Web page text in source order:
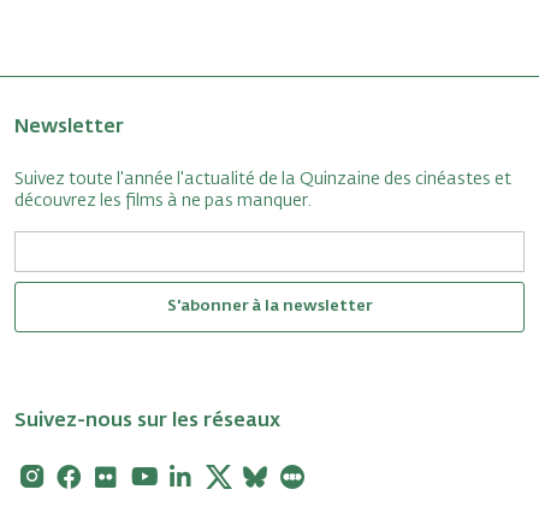
Newsletter
Suivez toute l'année l'actualité de la Quinzaine des cinéastes et
découvrez les films à ne pas manquer.
S'abonner à la newsletter
Suivez-nous sur les réseaux
Instagram
Facebook
FlickrYoutubeLinkedin
X Bluesky